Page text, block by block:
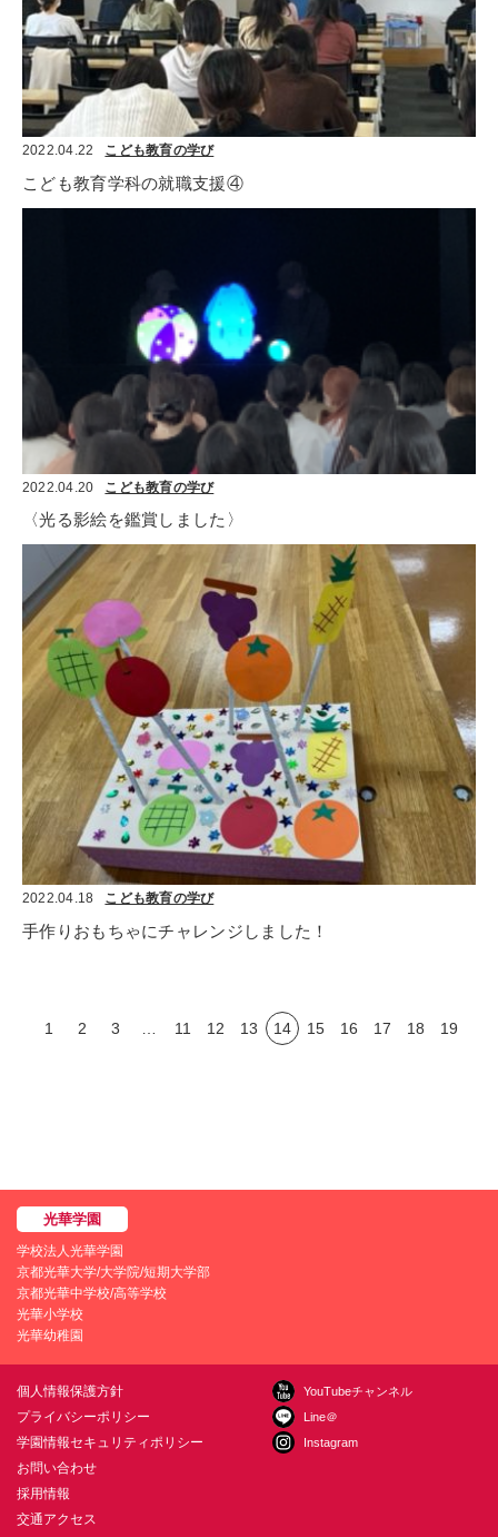
2022.04.22 こども教育の学び
こども教育学科の就職支援④
2022.04.20 こども教育の学び
〈光る影絵を鑑賞しました〉
2022.04.18 こども教育の学び
手作りおもちゃにチャレンジしました！
1 2 3 11 12 13 14 15 16 17 18 19
学校法人光華学園
京都光華大学/大学院/短期大学部
京都光華中学校/高等学校
光華小学校
光華幼稚園
個人情報保護方針
プライバシーポリシー
学園情報セキュリティポリシー
お問い合わせ
採用情報
交通アクセス
YouTubeチャンネル
Line＠
Instagram